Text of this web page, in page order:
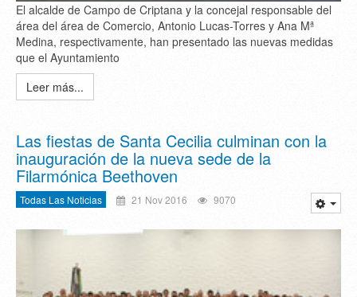
El alcalde de Campo de Criptana y la concejal responsable del
área del área de Comercio, Antonio Lucas-Torres y Ana Mª
Medina, respectivamente, han presentado las nuevas medidas
que el Ayuntamiento
Leer más...
Las fiestas de Santa Cecilia culminan con la
inauguración de la nueva sede de la
Filarmónica Beethoven
Todas Las Noticias 21 Nov 2016 9070